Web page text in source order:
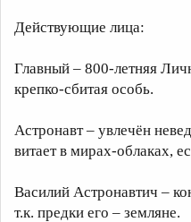
Действующие лица:
Главный – 800-летняя
крепко-сбитая особь.
Астронавт – увлечён
витает в мирах-облаках,
Василий Астронавтич –
т.к. предки его – земляне.